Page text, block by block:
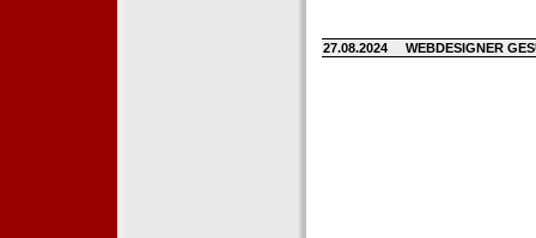
27.08.2024 WEBDESIGNER